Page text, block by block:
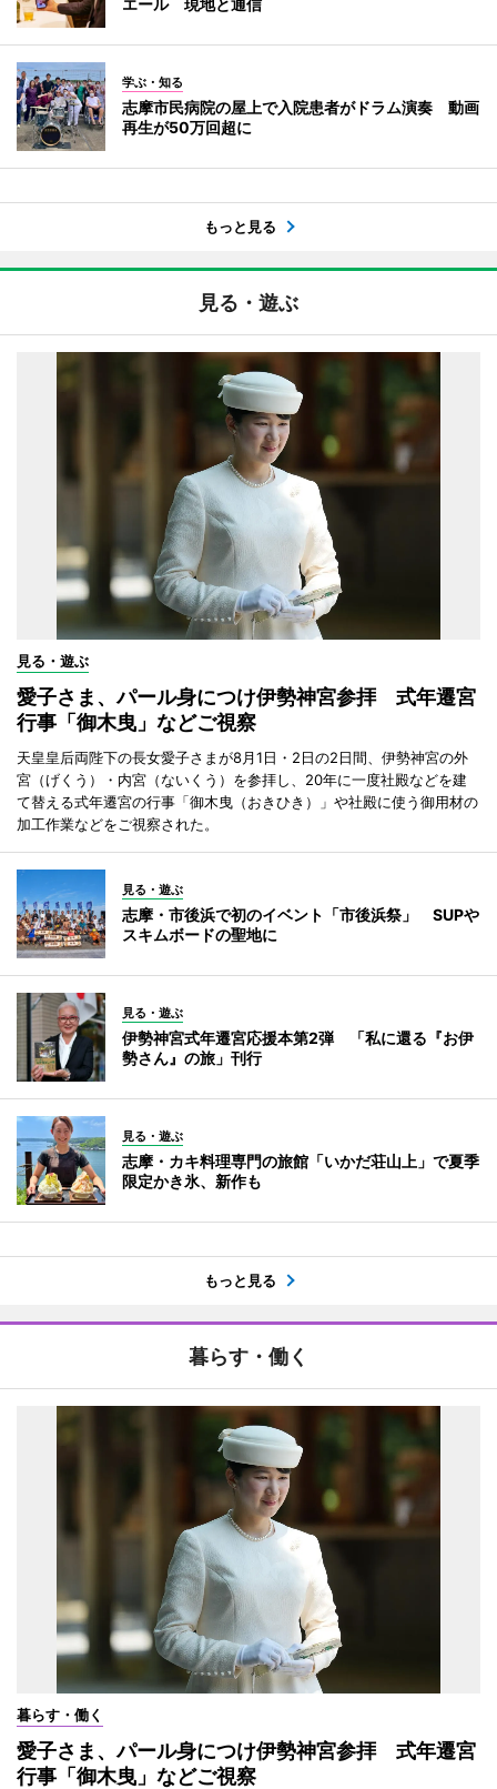
学ぶ・知る
志摩市民病院の屋上で入院患者がドラム演奏 動画
再生が50万回超に
もっと見る
見る・遊ぶ
見る・遊ぶ
愛子さま、パール身につけ伊勢神宮参拝 式年遷宮
行事「御木曳」などご視察
天皇皇后両陛下の長女愛子さまが8月1日・2日の2日間、伊勢神宮の外
宮（げくう）・内宮（ないくう）を参拝し、20年に一度社殿などを建
て替える式年遷宮の行事「御木曳（おきひき）」や社殿に使う御用材の
加工作業などをご視察された。
見る・遊ぶ
志摩・市後浜で初のイベント「市後浜祭」 SUPや
スキムボードの聖地に
見る・遊ぶ
伊勢神宮式年遷宮応援本第2弾 「私に還る『お伊
勢さん』の旅」刊行
見る・遊ぶ
志摩・カキ料理専門の旅館「いかだ荘山上」で夏季
限定かき氷、新作も
もっと見る
暮らす・働く
暮らす・働く
愛子さま、パール身につけ伊勢神宮参拝 式年遷宮
行事「御木曳」などご視察